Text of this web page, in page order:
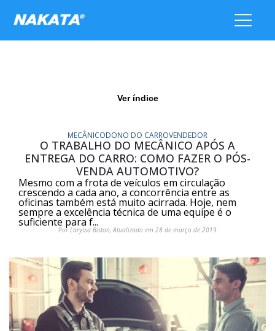
Ver índice
MECÂNICODONO DO CARROVENDEDOR
O TRABALHO DO MECÂNICO APÓS A
ENTREGA DO CARRO: COMO FAZER O PÓS-
VENDA AUTOMOTIVO?
Mesmo com a frota de veículos em circulação
crescendo a cada ano, a concorrência entre as
oficinas também está muito acirrada. Hoje, nem
sempre a excelência técnica de uma equipe é o
suficiente para f...
Por Laryssa Biston, Atualizado em 28 de março de 2019